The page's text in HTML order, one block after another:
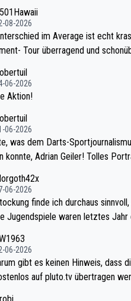
08-2026
im Average ist echt krass! 111+ ist für
Tour überragend und
keinen Blumentopf - ist ja n
vs einem Bu
06-2026
Aktion!
06-2026
was dem Darts-
konnte, Adrian Geiler! Tolles
06-2026
finde ich durchaus
ändert die automatische
denke sie wollen damit für nächste
06-2026
auf pluto.tv übertragen